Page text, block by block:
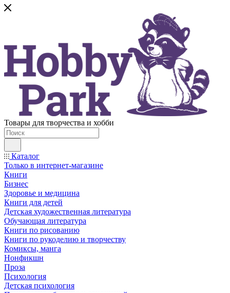
Товары для творчества и хобби
Каталог
Только в интернет-магазине
Книги
Бизнес
Здоровье и медицина
Книги для детей
Детская художественная литература
Обучающая литература
Книги по рисованию
Книги по рукоделию и творчеству
Комиксы, манга
Нонфикшн
Проза
Психология
Детская психология